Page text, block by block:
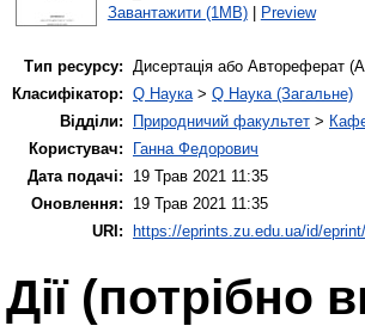
Завантажити (1MB)| Preview
Тип ресурсу: Дисертація або Автореферат
Класифікатор: Q Наука> Q Наука (Загальне)
Відділи:
Природничий факультет >
Користувач:
Ганна Федорович
Дата подачі:
19 Трав 2021 11:35
Оновлення:
19 Трав 2021 11:35
URI:
https://eprints.zu.edu.ua/id/
Дії ​​(потрібно